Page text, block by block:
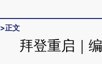
>正文
拜登重启｜